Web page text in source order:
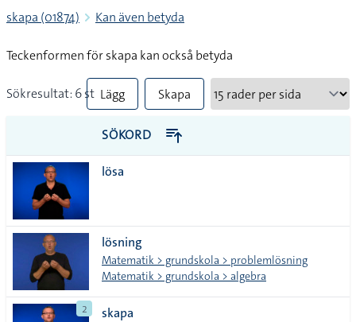
skapa (01874) Kan även betyda
Teckenformen för skapa kan också betyda
Sökresultat: 6 st Lägg
till
alla i
Skapa
PDF
SÖKORD
lösa
lösning
Matematik > grundskola > problemlösning
Matematik > grundskola > algebra
2 skapa